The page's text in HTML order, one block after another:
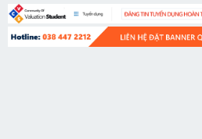
d
s
t
t
đ